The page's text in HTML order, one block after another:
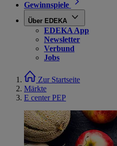
Gewinnspiele
Über EDEKA
EDEKA App
Newsletter
Verbund
Jobs
Zur Startseite
Märkte
E center PEP